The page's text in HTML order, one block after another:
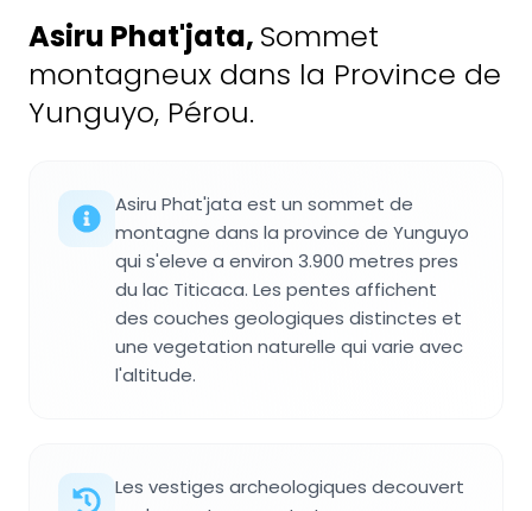
Asiru Phat'jata, Sommet
montagneux dans la Province de
Yunguyo, Pérou.
Asiru Phat'jata est un sommet de
montagne dans la province de Yunguyo
qui s'eleve a environ 3.900 metres pres
du lac Titicaca. Les pentes affichent
des couches geologiques distinctes et
une vegetation naturelle qui varie avec
l'altitude.
Les vestiges archeologiques decouvert